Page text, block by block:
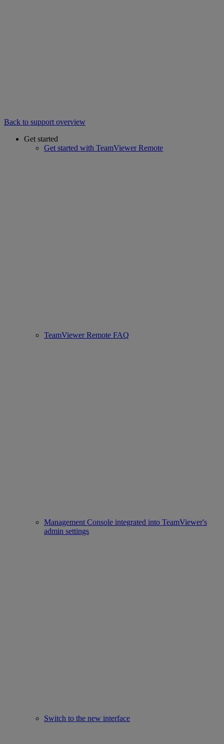
Back to support overview
Get started
Get started with TeamViewer Remote
TeamViewer Remote FAQ
Management Console integrated into TeamViewer's
admin settings
Switch to the new interface